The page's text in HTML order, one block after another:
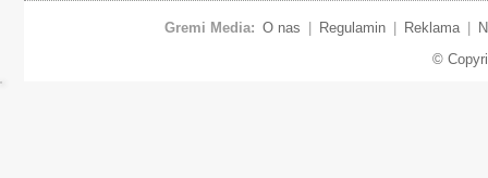
Gremi Media: O nas Regulamin Reklama
©